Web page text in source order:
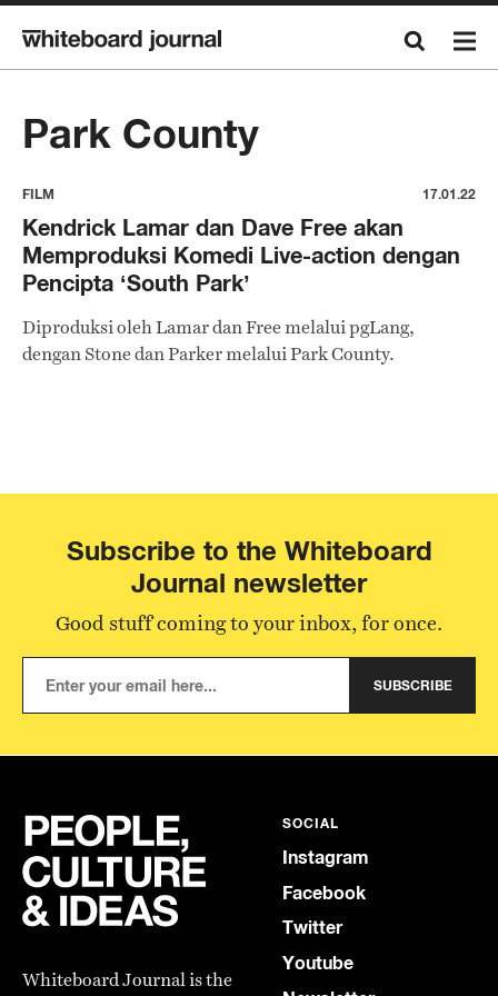
Park County
FILM 17.01.22
Kendrick Lamar dan Dave Free akan
Memproduksi Komedi Live-action dengan
Pencipta ‘South Park’
Diproduksi oleh Lamar dan Free melalui pgLang,
dengan Stone dan Parker melalui Park County.
Subscribe to the Whiteboard
Journal newsletter
Good stuff coming to your inbox, for once.
SUBSCRIBE
Whiteboard Journal is the
SOCIAL
Instagram
Facebook
Twitter
Youtube